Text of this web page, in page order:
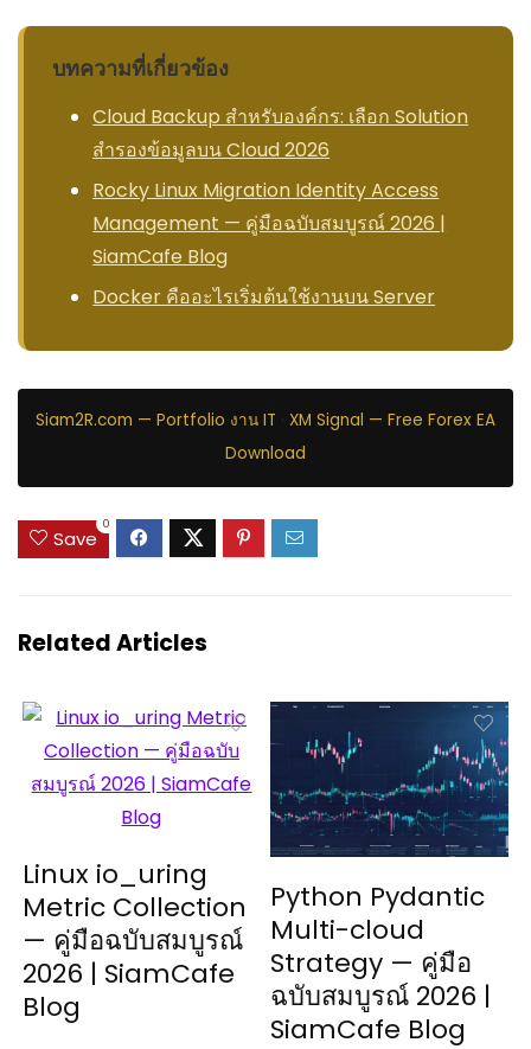
บทความที่เกี่ยวข้อง
Cloud Backup สำหรับองค์กร: เลือก Solution
สำรองข้อมูลบน Cloud 2026
Rocky Linux Migration Identity Access
Management — คู่มือฉบับสมบูรณ์ 2026 |
SiamCafe Blog
Docker คืออะไรเริ่มต้นใช้งานบน Server
Siam2R.com — Portfolio งาน IT · XM Signal — Free Forex EA
Download
Save
0
Related Articles
Linux io_uring
Metric Collection
— คู่มือฉบับสมบูรณ์
2026 | SiamCafe
Blog
Python Pydantic
Multi-cloud
Strategy — คู่มือ
ฉบับสมบูรณ์ 2026 |
SiamCafe Blog